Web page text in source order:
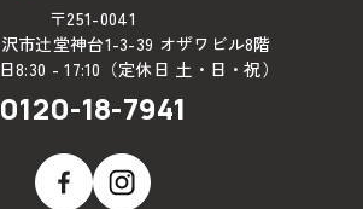
〒251-0041
市辻堂神台1-3-39 オザワビル8階
8:30 - 17:10（定休日 土・日・祝）
0120-18-7941